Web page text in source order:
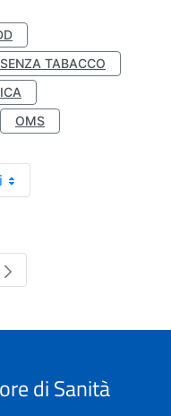
TABACCO
OMS
di Sanità